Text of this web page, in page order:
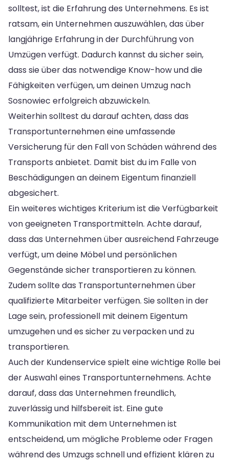
solltest, ist die Erfahrung des Unternehmens. Es ist
ratsam, ein Unternehmen auszuwählen, das über
langjährige Erfahrung in der Durchführung von
Umzügen verfügt. Dadurch kannst du sicher sein,
dass sie über das notwendige Know-how und die
Fähigkeiten verfügen, um deinen Umzug nach
Sosnowiec erfolgreich abzuwickeln.
Weiterhin solltest du darauf achten, dass das
Transportunternehmen eine umfassende
Versicherung für den Fall von Schäden während des
Transports anbietet. Damit bist du im Falle von
Beschädigungen an deinem Eigentum finanziell
abgesichert.
Ein weiteres wichtiges Kriterium ist die Verfügbarkeit
von geeigneten Transportmitteln. Achte darauf,
dass das Unternehmen über ausreichend Fahrzeuge
verfügt, um deine Möbel und persönlichen
Gegenstände sicher transportieren zu können.
Zudem sollte das Transportunternehmen über
qualifizierte Mitarbeiter verfügen. Sie sollten in der
Lage sein, professionell mit deinem Eigentum
umzugehen und es sicher zu verpacken und zu
transportieren.
Auch der Kundenservice spielt eine wichtige Rolle bei
der Auswahl eines Transportunternehmens. Achte
darauf, dass das Unternehmen freundlich,
zuverlässig und hilfsbereit ist. Eine gute
Kommunikation mit dem Unternehmen ist
entscheidend, um mögliche Probleme oder Fragen
während des Umzugs schnell und effizient klären zu